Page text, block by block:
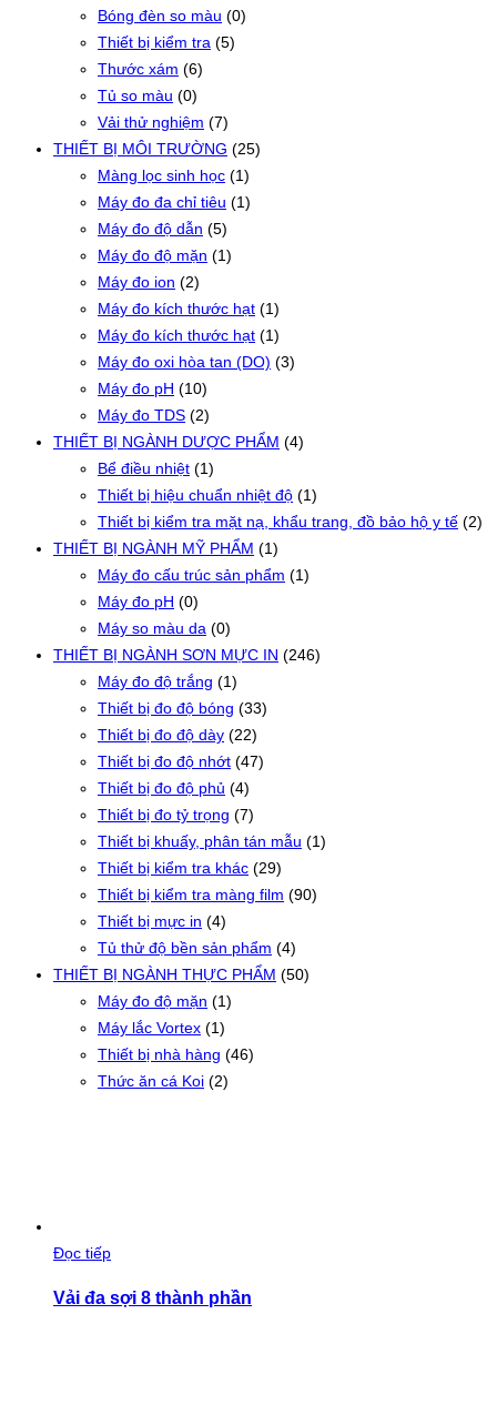
Bóng đèn so màu (0)
Thiết bị kiểm tra (5)
Thước xám (6)
Tủ so màu (0)
Vải thử nghiệm (7)
THIẾT BỊ MÔI TRƯỜNG (25)
Màng lọc sinh học (1)
Máy đo đa chỉ tiêu (1)
Máy đo độ dẫn (5)
Máy đo độ mặn (1)
Máy đo ion (2)
Máy đo kích thước hạt (1)
Máy đo kích thước hạt (1)
Máy đo oxi hòa tan (DO) (3)
Máy đo pH (10)
Máy đo TDS (2)
THIẾT BỊ NGÀNH DƯỢC PHẨM (4)
Bể điều nhiệt (1)
Thiết bị hiệu chuẩn nhiệt độ (1)
Thiết bị kiểm tra mặt nạ, khẩu trang, đồ bảo hộ y tế (2)
THIẾT BỊ NGÀNH MỸ PHẨM (1)
Máy đo cấu trúc sản phẩm (1)
Máy đo pH (0)
Máy so màu da (0)
THIẾT BỊ NGÀNH SƠN MỰC IN (246)
Máy đo độ trắng (1)
Thiết bị đo độ bóng (33)
Thiết bị đo độ dày (22)
Thiết bị đo độ nhớt (47)
Thiết bị đo độ phủ (4)
Thiết bị đo tỷ trọng (7)
Thiết bị khuấy, phân tán mẫu (1)
Thiết bị kiểm tra khác (29)
Thiết bị kiểm tra màng film (90)
Thiết bị mực in (4)
Tủ thử độ bền sản phẩm (4)
THIẾT BỊ NGÀNH THỰC PHẨM (50)
Máy đo độ mặn (1)
Máy lắc Vortex (1)
Thiết bị nhà hàng (46)
Thức ăn cá Koi (2)
Đọc tiếp
Vải đa sợi 8 thành phần